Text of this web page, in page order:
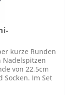
kurze Runden
Nadelspitzen
von 22,5cm
Socken. Im Set